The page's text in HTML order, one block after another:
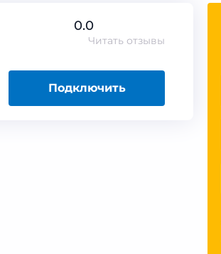
0.0
Читать отзывы
Подключить